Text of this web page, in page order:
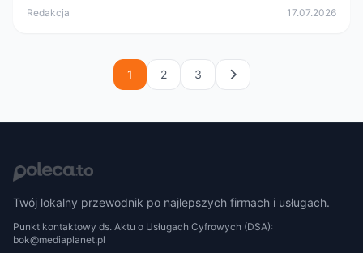
Redakcja 17.07.2026
1 2 3
Twój lokalny przewodnik po najlepszych firmach i usługach.
Punkt kontaktowy ds. Aktu o Usługach Cyfrowych (DSA):
bok@mediaplanet.pl